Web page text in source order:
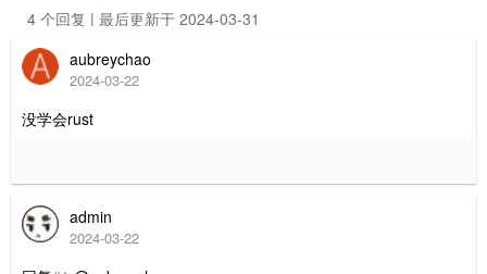
4 个回复 | 最后更新于 2024-03-31
aubreychao
2024-03-22
没学会rust
admin
2024-03-22